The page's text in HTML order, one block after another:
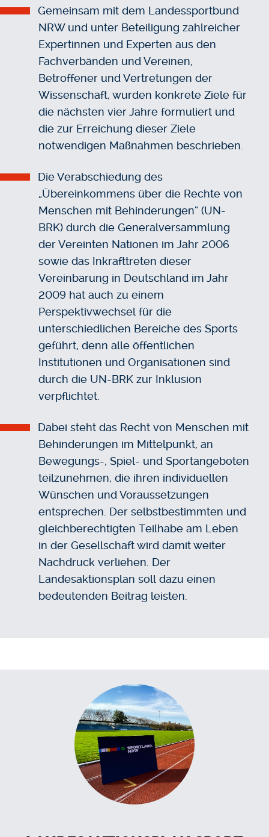
Gemeinsam mit dem Landessportbund
NRW und unter Beteiligung zahlreicher
Expertinnen und Experten aus den
Fachverbänden und Vereinen,
Betroffener und Vertretungen der
Wissenschaft, wurden konkrete Ziele für
die nächsten vier Jahre formuliert und
die zur Erreichung dieser Ziele
notwendigen Maßnahmen beschrieben.
Die Verabschiedung des
„Übereinkommens über die Rechte von
Menschen mit Behinderungen“ (UN-
BRK) durch die Generalversammlung
der Vereinten Nationen im Jahr 2006
sowie das Inkrafttreten dieser
Vereinbarung in Deutschland im Jahr
2009 hat auch zu einem
Perspektivwechsel für die
unterschiedlichen Bereiche des Sports
geführt, denn alle öffentlichen
Institutionen und Organisationen sind
durch die UN-BRK zur Inklusion
verpflichtet.
Dabei steht das Recht von Menschen mit
Behinderungen im Mittelpunkt, an
Bewegungs-, Spiel- und Sportangeboten
teilzunehmen, die ihren individuellen
Wünschen und Voraussetzungen
entsprechen. Der selbstbestimmten und
gleichberechtigten Teilhabe am Leben
in der Gesellschaft wird damit weiter
Nachdruck verliehen. Der
Landesaktionsplan soll dazu einen
bedeutenden Beitrag leisten.